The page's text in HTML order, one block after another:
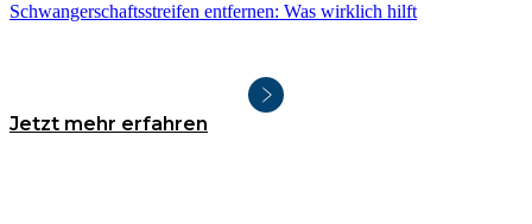
Schwangerschaftsstreifen entfernen: Was wirklich hilft
Jetzt mehr erfahren